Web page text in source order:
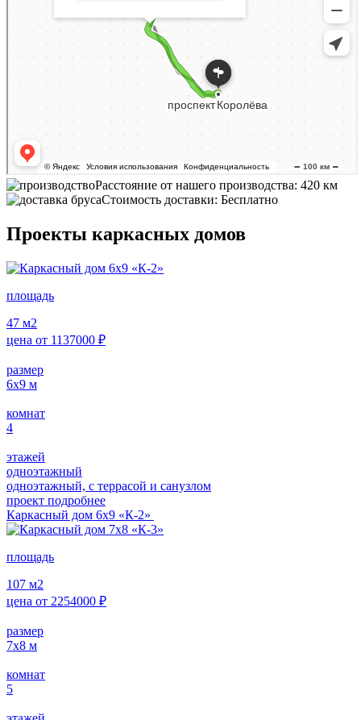
Расстояние от нашего производства: 420 км
Стоимость доставки: Бесплатно
Проекты каркасных домов
площадь
47 м2
цена от 1137000 ₽
размер
6х9 м
комнат
4
этажей
одноэтажный
одноэтажный, с террасой и санузлом
проект подробнее
Каркасный дом 6х9 «К-2»
площадь
107 м2
цена от 2254000 ₽
размер
7х8 м
комнат
5